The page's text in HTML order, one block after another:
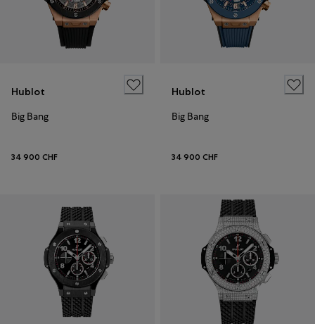
Hublot
Big Bang
34 900 CHF
Hublot
Big Bang
34 900 CHF